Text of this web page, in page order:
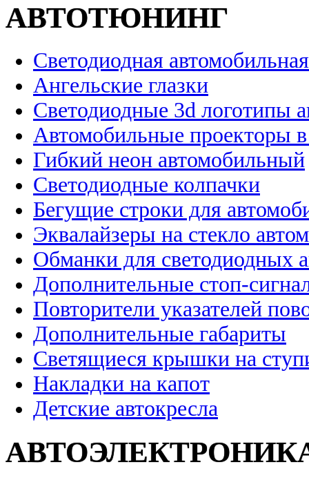
АВТОТЮНИНГ
Светодиодная
Ангельские глазки
Светодиодные 3d логотипы
Автомобильные проекторы
Гибкий неон автомобильный
Светодиодные колпачки
Бегущие строки для
Эквалайзеры на стекло
Обманки для светодиодных
Дополнительные стоп-
Повторители указателей
Дополнительные габариты
Светящиеся крышки на
Накладки на капот
Детские автокресла